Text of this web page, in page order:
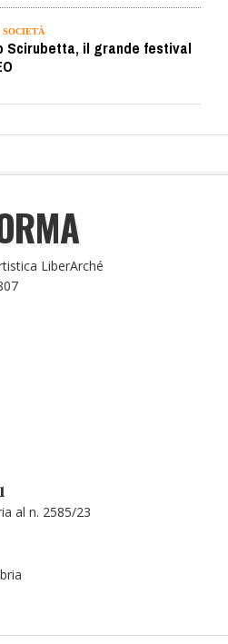
SOCIETÀ
Scirubetta, il grande festival
LiberArché
al n. 2585/23